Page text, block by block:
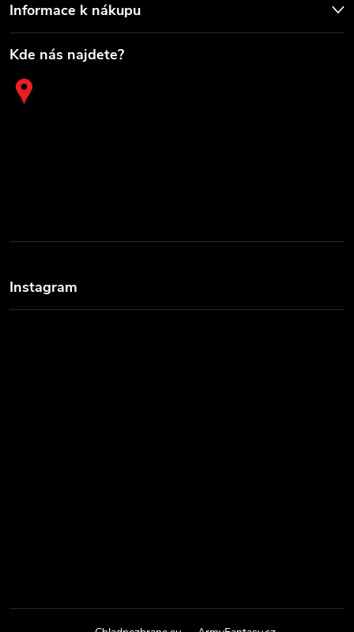
Informace k nákupu
Kde nás najdete?
Instagram